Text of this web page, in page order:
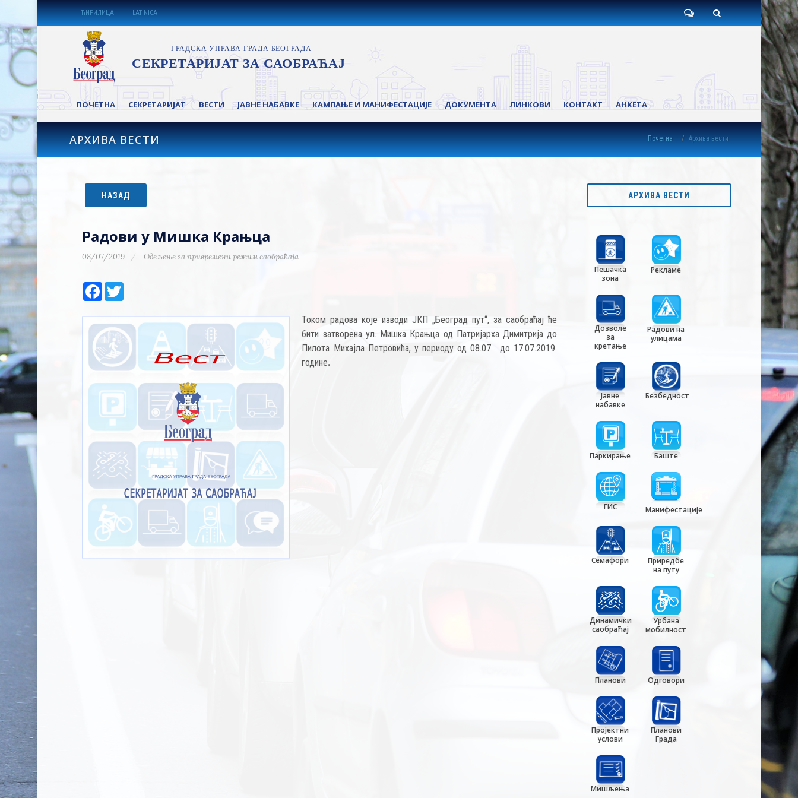
ЋИРИЛИЦА LATINICA
ПОЧЕТНА СЕКРЕТАРИЈАТ ВЕСТИ ЈАВНЕ НАБАВКЕ КАМПАЊЕ И МАНИФЕСТАЦИЈЕ ДОКУМЕНТА ЛИНКОВИ КОНТАКТ АНКЕТА
АРХИВА ВЕСТИ Почетна Архива вести
НАЗАД
Радови у Мишка Крањца
08/07/2019 Одељење за привремени режим саобраћаја
Facebook
Током радова које изводи ЈКП „Београд пут“, за саобраћај ће
бити затворена ул. Мишка Крањца од Патријарха Димитрија до
Пилота Михајла Петровића, у периоду од 08.07. до 17.07.2019.
године.
АРХИВА ВЕСТИ
Пешачка
зона
Рекламе
Дозволе
за
кретање
Радови на
улицама
Јавне
набавке
Безбедност
Паркирање Баште
ГИС Манифестације
Семафори
Приредбе
на путу
Динамички
саобраћај
Урбана
мобилност
Планови Одговори
Пројектни
услови
Планови
Града
Мишљења